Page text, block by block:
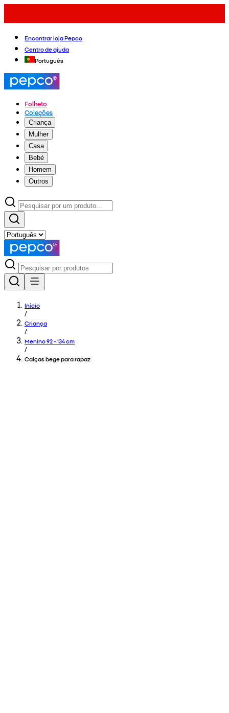
Encontrar loja Pepco
Centro de ajuda
Português
Folheto
Coleções
Criança
Mulher
Casa
Bebé
Homem
Outros
Início
/
Criança
/
Menino 92 - 134 cm
/
Calças bege para rapaz